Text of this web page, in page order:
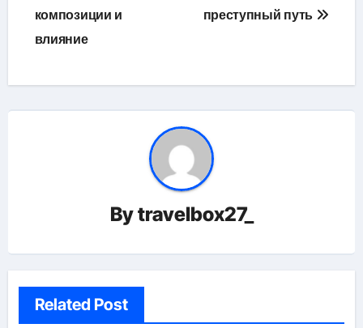
композиции и
влияние
преступный путь
Bytravelbox27_
Related Post